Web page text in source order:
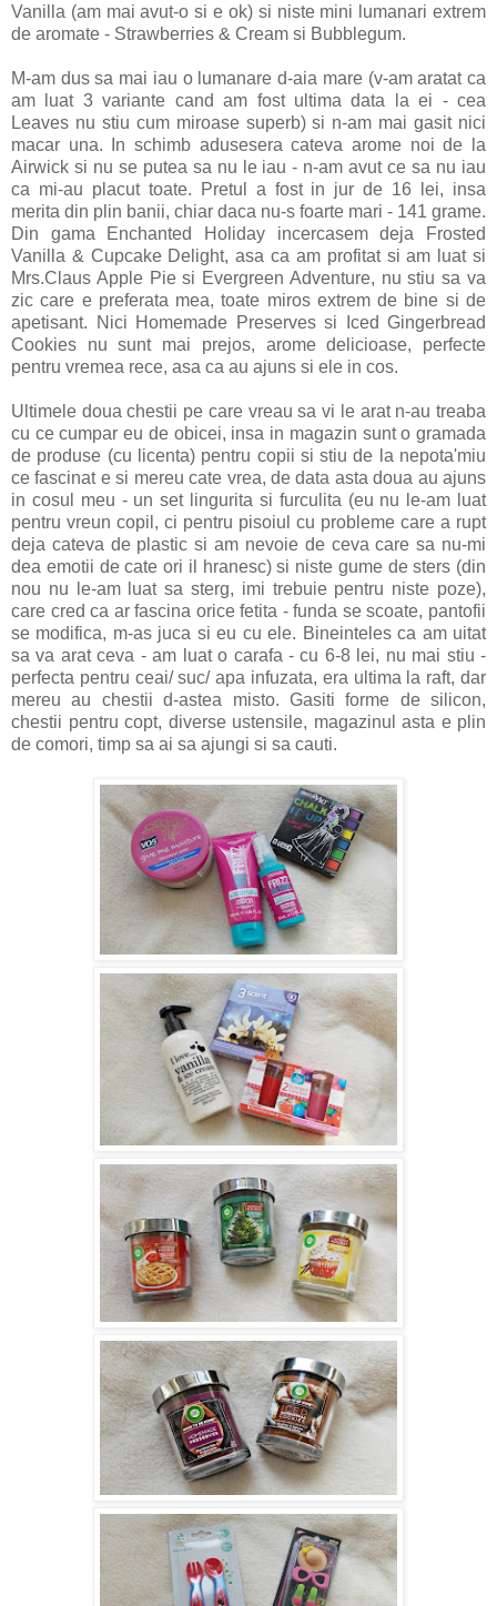
Vanilla (am mai avut-o si e ok) si niste mini lumanari extrem
de aromate - Strawberries & Cream si Bubblegum.
M-am dus sa mai iau o lumanare d-aia mare (v-am aratat ca
am luat 3 variante cand am fost ultima data la ei - cea
Leaves nu stiu cum miroase superb) si n-am mai gasit nici
macar una. In schimb adusesera cateva arome noi de la
Airwick si nu se putea sa nu le iau - n-am avut ce sa nu iau
ca mi-au placut toate. Pretul a fost in jur de 16 lei, insa
merita din plin banii, chiar daca nu-s foarte mari - 141 grame.
Din gama Enchanted Holiday incercasem deja Frosted
Vanilla & Cupcake Delight, asa ca am profitat si am luat si
Mrs.Claus Apple Pie si Evergreen Adventure, nu stiu sa va
zic care e preferata mea, toate miros extrem de bine si de
apetisant. Nici Homemade Preserves si Iced Gingerbread
Cookies nu sunt mai prejos, arome delicioase, perfecte
pentru vremea rece, asa ca au ajuns si ele in cos.
Ultimele doua chestii pe care vreau sa vi le arat n-au treaba
cu ce cumpar eu de obicei, insa in magazin sunt o gramada
de produse (cu licenta) pentru copii si stiu de la nepota'miu
ce fascinat e si mereu cate vrea, de data asta doua au ajuns
in cosul meu - un set lingurita si furculita (eu nu le-am luat
pentru vreun copil, ci pentru pisoiul cu probleme care a rupt
deja cateva de plastic si am nevoie de ceva care sa nu-mi
dea emotii de cate ori il hranesc) si niste gume de sters (din
nou nu le-am luat sa sterg, imi trebuie pentru niste poze),
care cred ca ar fascina orice fetita - funda se scoate, pantofii
se modifica, m-as juca si eu cu ele. Bineinteles ca am uitat
sa va arat ceva - am luat o carafa - cu 6-8 lei, nu mai stiu -
perfecta pentru ceai/ suc/ apa infuzata, era ultima la raft, dar
mereu au chestii d-astea misto. Gasiti forme de silicon,
chestii pentru copt, diverse ustensile, magazinul asta e plin
de comori, timp sa ai sa ajungi si sa cauti.